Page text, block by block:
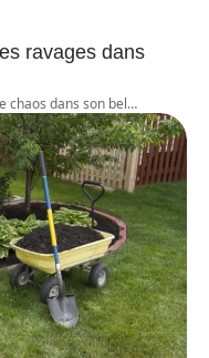
ravages dans
chaos dans son bel…